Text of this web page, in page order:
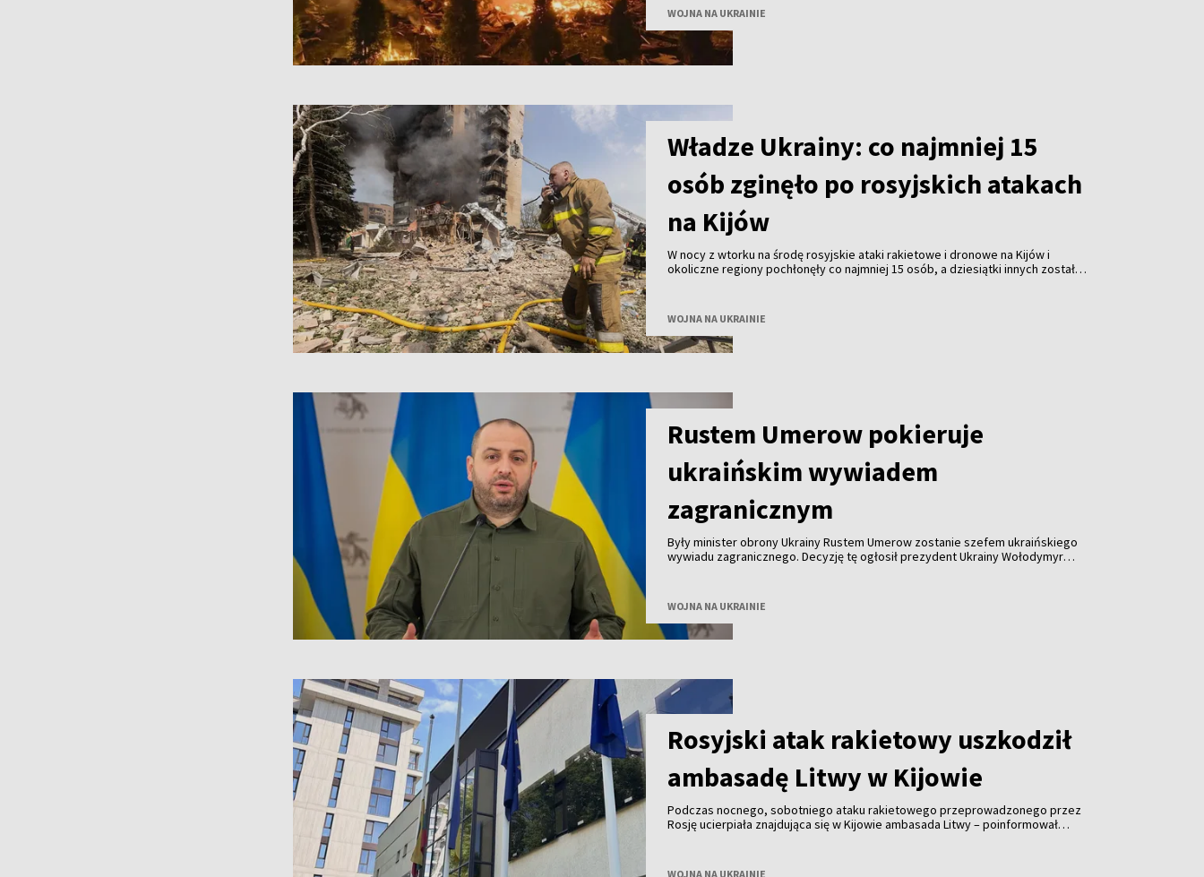
WOJNA NA UKRAINIE
Władze Ukrainy: co najmniej 15
osób zginęło po rosyjskich atakach
na Kijów
W nocy z wtorku na środę rosyjskie ataki rakietowe i dronowe na Kijów i
okoliczne regiony pochłonęły co najmniej 15 osób, a dziesiątki innych zostały
WOJNA NA UKRAINIE
Rustem Umerow pokieruje
ukraińskim wywiadem
zagranicznym
Były minister obrony Ukrainy Rustem Umerow zostanie szefem ukraińskiego
wywiadu zagranicznego. Decyzję tę ogłosił prezydent Ukrainy Wołodymyr
WOJNA NA UKRAINIE
Rosyjski atak rakietowy uszkodził
ambasadę Litwy w Kijowie
Podczas nocnego, sobotniego ataku rakietowego przeprowadzonego przez
Rosję ucierpiała znajdująca się w Kijowie ambasada Litwy – poinformował
WOJNA NA UKRAINIE